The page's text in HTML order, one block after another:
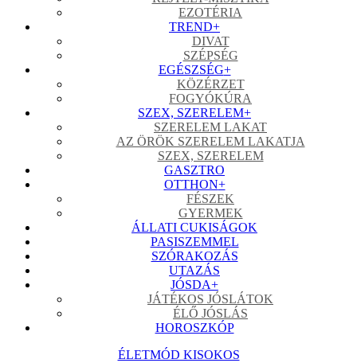
EZOTÉRIA
TREND+
DIVAT
SZÉPSÉG
EGÉSZSÉG+
KÖZÉRZET
FOGYÓKÚRA
SZEX, SZERELEM+
SZERELEM LAKAT
AZ ÖRÖK SZERELEM LAKATJA
SZEX, SZERELEM
GASZTRO
OTTHON+
FÉSZEK
GYERMEK
ÁLLATI CUKISÁGOK
PASISZEMMEL
SZÓRAKOZÁS
UTAZÁS
JÓSDA+
JÁTÉKOS JÓSLÁTOK
ÉLŐ JÓSLÁS
HOROSZKÓP
ÉLETMÓD KISOKOS